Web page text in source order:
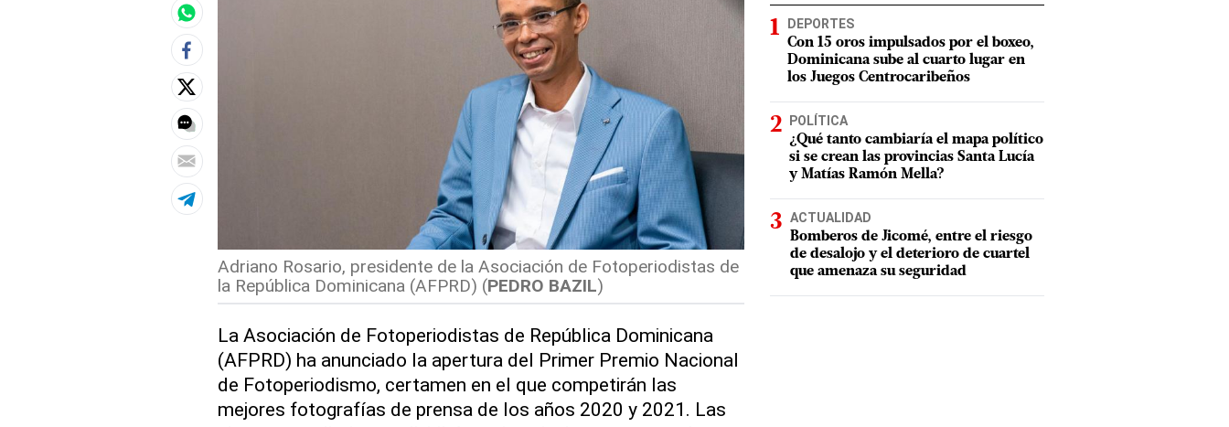
Adriano Rosario, presidente de la Asociación de Fotoperiodistas de
la República Dominicana (AFPRD) (PEDRO BAZIL)
La Asociación de Fotoperiodistas de República Dominicana
(AFPRD) ha anunciado la apertura del Primer Premio Nacional
de Fotoperiodismo, certamen en el que competirán las
mejores fotografías de prensa de los años 2020 y 2021. Las
DEPORTES
Con 15 oros impulsados por el boxeo,
Dominicana sube al cuarto lugar en
los Juegos Centrocaribeños
POLÍTICA
¿Qué tanto cambiaría el mapa político
si se crean las provincias Santa Lucía
y Matías Ramón Mella?
ACTUALIDAD
Bomberos de Jicomé, entre el riesgo
de desalojo y el deterioro de cuartel
que amenaza su seguridad